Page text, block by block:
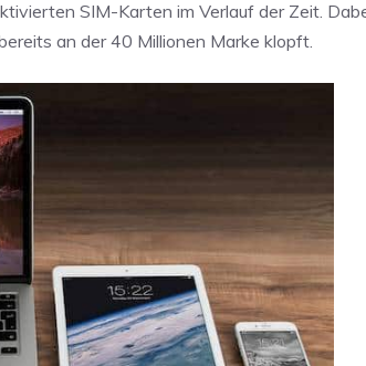
SIM-Karten im Verlauf der Zeit.
an der 40 Millionen Marke klopft.